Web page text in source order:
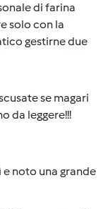
di farina
solo con la
gestirne due
se magari
da leggere!!!
e noto una grande